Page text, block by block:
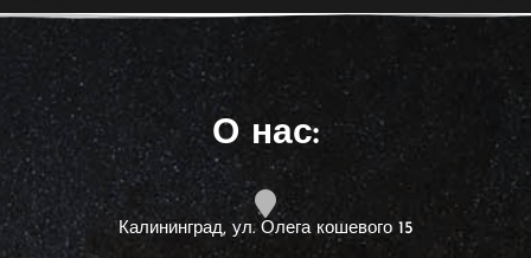
О нас:
Калининград, ул. Олега кошевого 15